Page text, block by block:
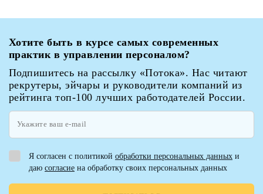
Хотите быть в курсе самых современных
практик в управлении персоналом?
Подпишитесь на рассылку «Потока». Нас читают
рекрутеры, эйчары и руководители компаний из
рейтинга топ-100 лучших работодателей России.
Я согласен с политикой обработки персональных данных и
даю согласие на обработку своих персональных данных